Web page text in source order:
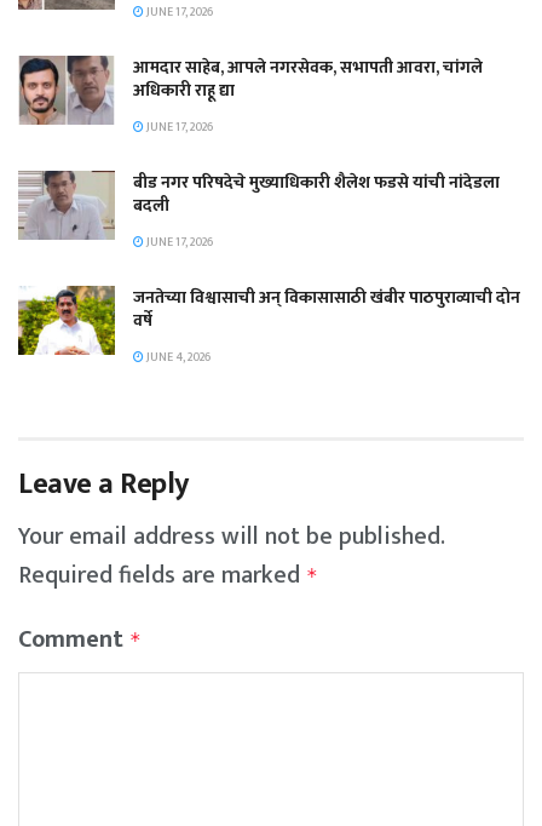
JUNE 17, 2026
आमदार साहेब, आपले नगरसेवक, सभापती आवरा, चांगले
अधिकारी राहू द्या
JUNE 17, 2026
बीड नगर परिषदेचे मुख्याधिकारी शैलेश फडसे यांची नांदेडला
बदली
JUNE 17, 2026
जनतेच्या विश्वासाची अन् विकासासाठी खंबीर पाठपुराव्याची दोन
वर्षे
JUNE 4, 2026
Leave a Reply
Your email address will not be published.
Required fields are marked *
Comment *